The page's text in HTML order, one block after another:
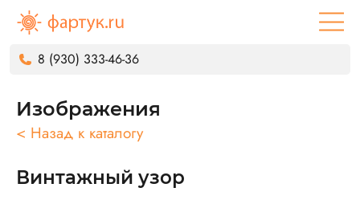
8 (930) 333-46-36
Изображения
< Назад к каталогу
Винтажный узор